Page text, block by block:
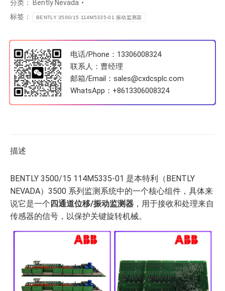
分类： Bently Nevada
标签：
BENTLY 3500/15 114M5335-01 振动监测器
电话/Phone：13306008324
联系人：曹经理
邮箱/Email：sales@cxdcsplc.com
WhatsApp： +8613306008324
描述
BENTLY 3500/15 114M5335-01 是本特利（BENTLY
NEVADA）3500 系列监测系统中的一个核心组件，具体来
说它是一个四通道位移/振动监测器 ，用于接收和处理来自
传感器的信号，以保护关键旋转机械。